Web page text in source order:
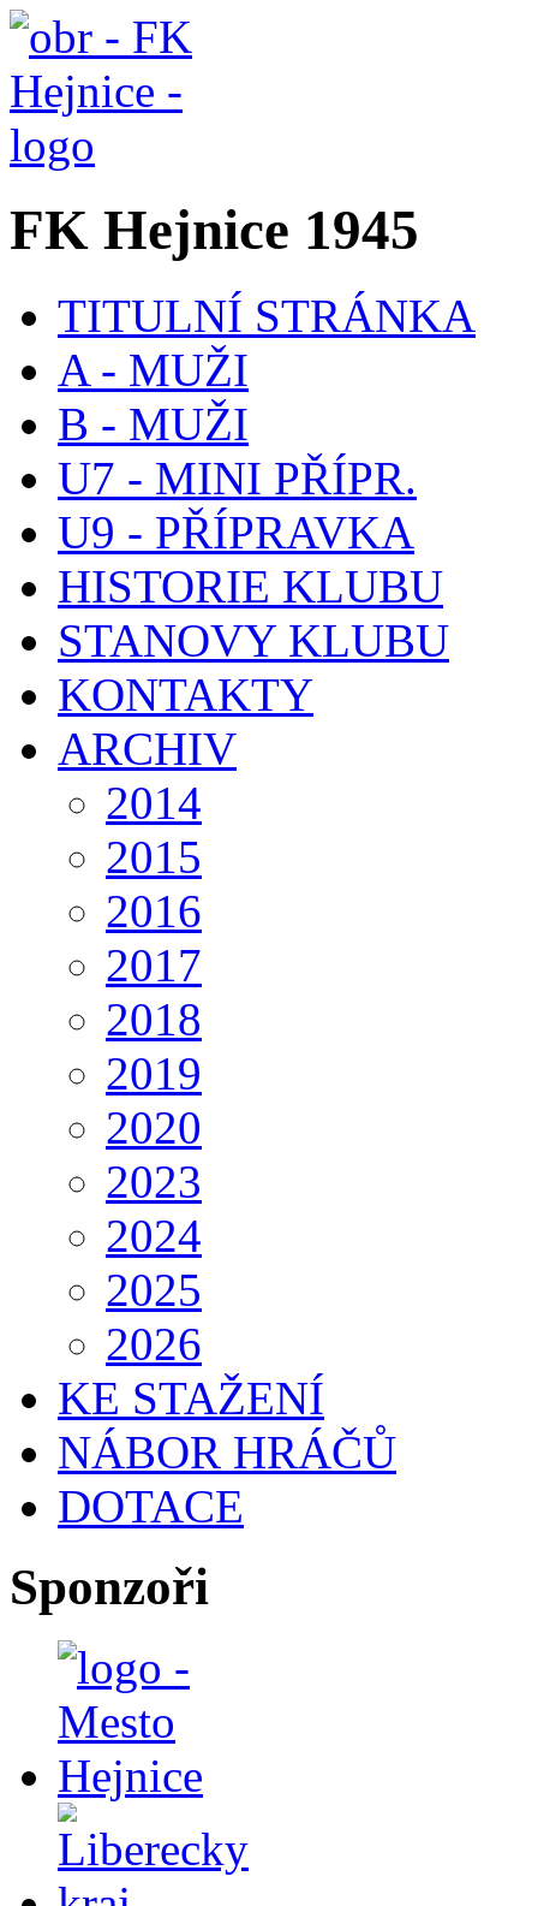
FK Hejnice 1945
TITULNÍ STRÁNKA
A - MUŽI
B - MUŽI
U7 - MINI PŘÍPR.
U9 - PŘÍPRAVKA
HISTORIE KLUBU
STANOVY KLUBU
KONTAKTY
ARCHIV
2014
2015
2016
2017
2018
2019
2020
2023
2024
2025
2026
KE STAŽENÍ
NÁBOR HRÁČŮ
DOTACE
Sponzoři